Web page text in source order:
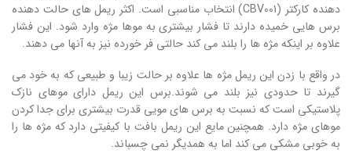
دهنده کارکتر (CBV001) انتخاب مناسبی است. اکثر ریمل های حالت دهنده
برس هایی خمیده دارند تا فشار بیشتری به موها مژه وارد شود. این فشار
علاوه بر اینکه مژه ها را بلند می کند حالتی فر خورده نیز به آنها می دهند.
در واقع با زدن این ریمل مژه ها علاوه بر حالت زیبا و طبیعی که به خود می
گیرند تا حدودی نیز بلند می شوند.برس این ریمل دارای موهای نازک
پلاستیکی است که نسبت به برس های مویی قدرت بیشتری برای جدا کردن
موهای مژه دارد. همچنین مایع این ریمل بافت با کیفیتی دارد که مژه ها را
به خوبی مشکی می کند اما به همدیگر نمی چسباند.